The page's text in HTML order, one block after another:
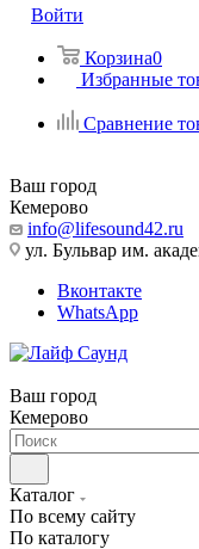
Войти
Корзина0
Избранные
Сравнение
Ваш город
Кемерово
info@lifesound42.ru
ул. Бульвар им.
Вконтакте
WhatsApp
Ваш город
Кемерово
Каталог
По всему сайту
По каталогу